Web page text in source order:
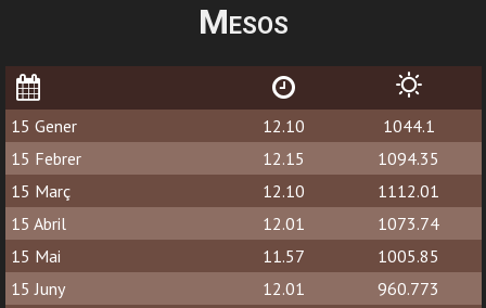
Mesos
15 Gener 12.10
1044.1
15 Febrer
12.15
1094.35
15 Març
12.10
1112.01
15 Abril
12.01
1073.74
15 Mai
11.57
1005.85
15 Juny
12.01
960.773